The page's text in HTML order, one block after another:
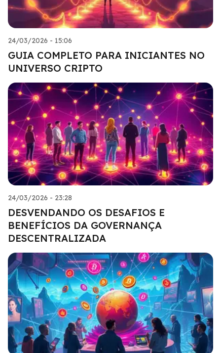
24/03/2026 - 15:06
GUIA COMPLETO PARA INICIANTES NO
UNIVERSO CRIPTO
24/03/2026 - 23:28
DESVENDANDO OS DESAFIOS E
BENEFÍCIOS DA GOVERNANÇA
DESCENTRALIZADA